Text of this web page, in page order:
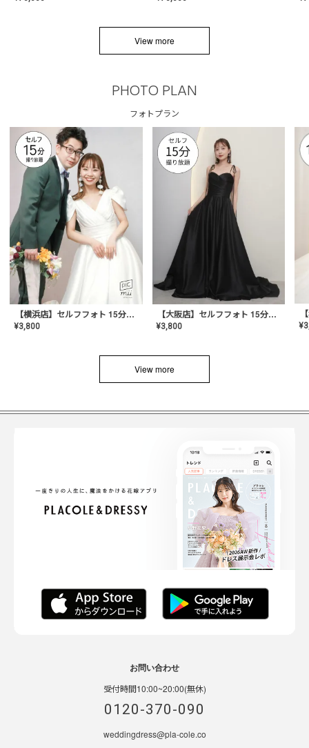
View more
PHOTO PLAN
フォトプラン
【横浜店】セルフフォト 15分撮り放題プラン
¥3,800
【大阪店】セルフフォト 15分撮り放題プラン
¥3,800 ¥
View more
お問い合わせ
受付時間10:00~20:00(無休)
0120-370-090
weddingdress@pla-cole.co